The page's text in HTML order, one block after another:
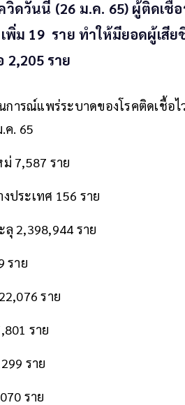
ดวันนี้ (26 ม.ค. 65) ผู้ติดเชื้
พิ่ม 19 ราย ทำให้มียอดผู้เสี
2,205 ราย
ารณ์แพร่ระบาดของโรคติดเชื้อไ
ค. 65
7,587 ราย
ประเทศ 156 ราย
2,398,944 ราย
ราย
ราย
ราย
ราย
ราย